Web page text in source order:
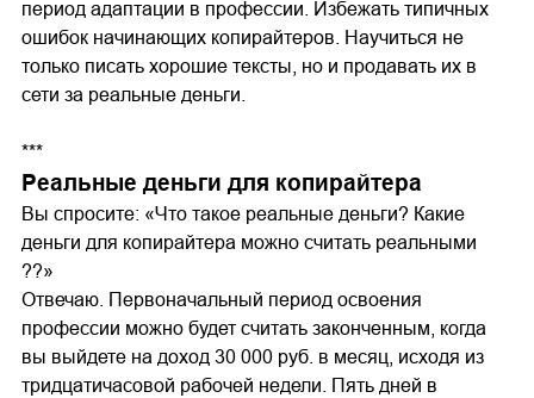
период адаптации в профессии. Избежать типичных
ошибок начинающих копирайтеров. Научиться не
только писать хорошие тексты, но и продавать их в
сети за реальные деньги.
***
Реальные деньги для копирайтера
Вы спросите: «Что такое реальные деньги? Какие
деньги для копирайтера можно считать реальными
??»
Отвечаю. Первоначальный период освоения
профессии можно будет считать законченным, когда
вы выйдете на доход 30 000 руб. в месяц, исходя из
тридцатичасовой рабочей недели. Пять дней в